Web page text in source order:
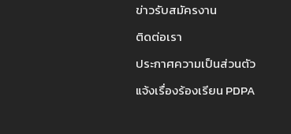
ข่าวรับสมัครงาน
ติดต่อเรา
ประกาศความเป็นส่วนตัว
แจ้งเรื่องร้องเรียน PDPA